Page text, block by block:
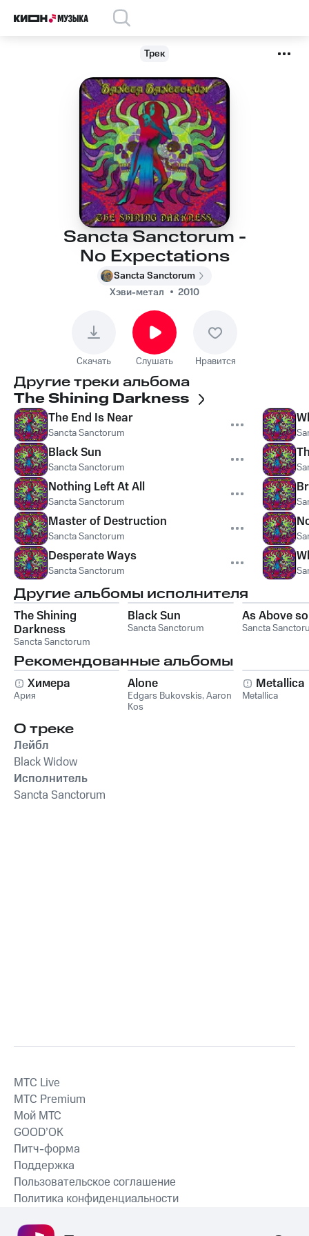
Трек
Sancta Sanctorum -
No Expectations
Sancta Sanctorum
Хэви-метал
2010
Скачать Слушать Нравится
Другие треки альбома
The Shining Darkness
The End Is Near
Sancta Sanctorum
Black Sun
Sancta Sanctorum
Nothing Left At All
Sancta Sanctorum
Master of Destruction
Sancta Sanctorum
Desperate Ways
Sancta Sanctorum
Другие альбомы исполнителя
The Shining
Darkness
Sancta Sanctorum
Black Sun
Sancta Sanctorum
As Above
Sancta
Рекомендованные альбомы
Химера
Ария
Alone
Edgars Bukovskis,Aaron
Kos
Metallica
Metallica
О треке
Лейбл
Black Widow
Исполнитель
Sancta Sanctorum
MTС Live
MTС Premium
Мой МТС
GOOD’OK
Питч-форма
Поддержка
Пользовательское соглашение
Политика конфиденциальности